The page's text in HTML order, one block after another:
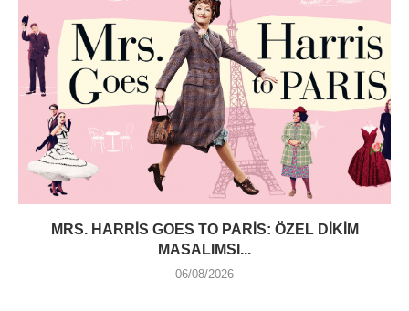
MRS. HARRIS GOES TO PARIS: ÖZEL DIKIM
MASALIMSI...
06/08/2026